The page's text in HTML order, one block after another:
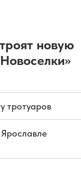
новую
тротуаров